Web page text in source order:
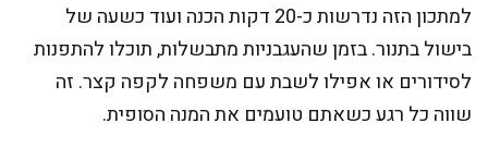
למתכון הזה נדרשות כ-20 דקות הכנה ועוד כשעה של
בישול בתנור. בזמן שהעגבניות מתבשלות, תוכלו להתפנות
לסידורים או אפילו לשבת עם משפחה לקפה קצר. זה
שווה כל רגע כשאתם טועמים את המנה הסופית.